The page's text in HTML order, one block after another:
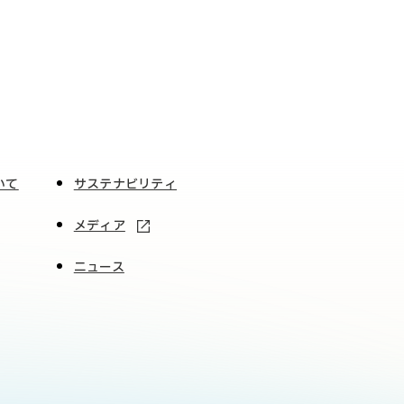
て サステナビリティ
メディア
ニュース